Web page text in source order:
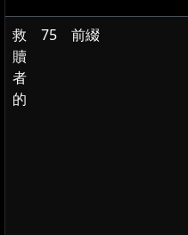
救
贖
者
的
75 前綴